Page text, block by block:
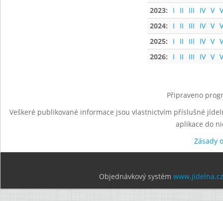
2023:
I II III IV V
2024:
I II III IV V
2025:
I II III IV V
2026:
I II III IV V
Připraveno
Veškeré publikované informace jsou vlastnictvím příslušné
aplikace do
Zásady
Objednávkový systém www.jidelna.cz